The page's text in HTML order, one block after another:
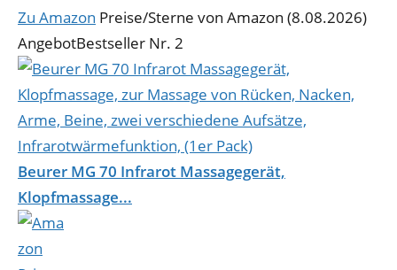
Zu Amazon Preise/Sterne von Amazon (8.08.2026)
AngebotBestseller Nr. 2
Beurer MG 70 Infrarot Massagegerät,
Klopfmassage...